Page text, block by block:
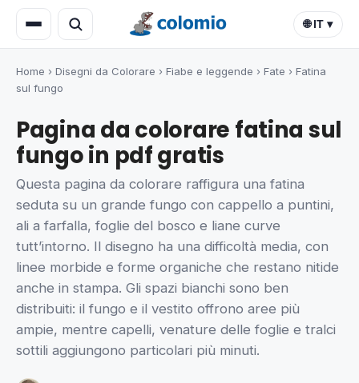
🌐 IT ▾
Home › Disegni da Colorare › Fiabe e leggende › Fate › Fatina
sul fungo
Pagina da colorare fatina sul
fungo in pdf gratis
Questa pagina da colorare raffigura una fatina
seduta su un grande fungo con cappello a puntini,
ali a farfalla, foglie del bosco e liane curve
tutt’intorno. Il disegno ha una difficoltà media, con
linee morbide e forme organiche che restano nitide
anche in stampa. Gli spazi bianchi sono ben
distribuiti: il fungo e il vestito offrono aree più
ampie, mentre capelli, venature delle foglie e tralci
sottili aggiungono particolari più minuti.